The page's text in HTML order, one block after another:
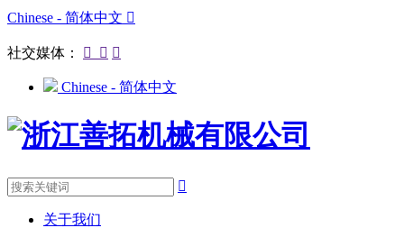
Chinese - 简体中文 
社交媒体：   
Chinese - 简体中文

关于我们